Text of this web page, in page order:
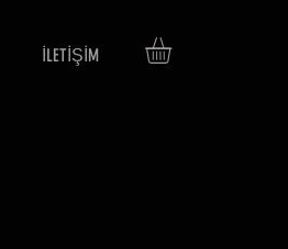
İLETİŞİM